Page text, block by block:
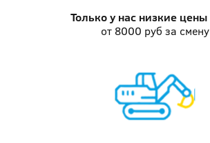
Только у нас низкие цены
от 8000 руб за смену